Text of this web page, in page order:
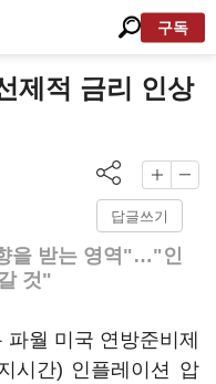
구독
제적 금리 인상
답글쓰기
을 받는 영역"…"인
것"
월 미국 연방준비제
시간) 인플레이션 압